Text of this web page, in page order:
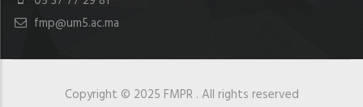
fmp@um5.ac.ma
Copyright © 2025 FMPR . All rights reserved